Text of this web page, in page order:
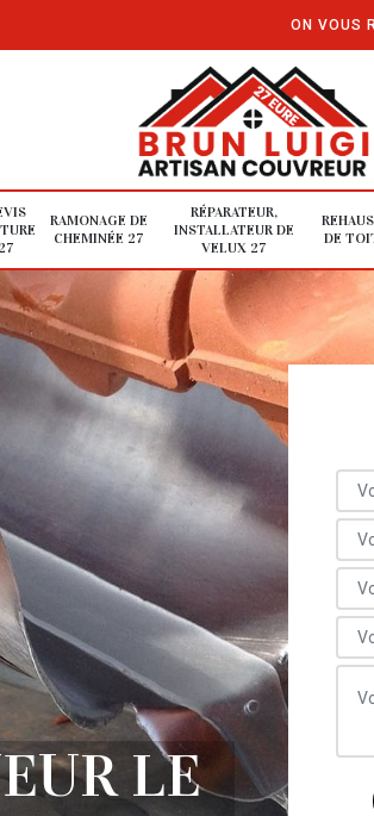
ON VOUS
27
RAMONAGE DE
CHEMINÉE 27
RÉPARATEUR,
INSTALLATEUR DE
VELUX 27
DE
LE